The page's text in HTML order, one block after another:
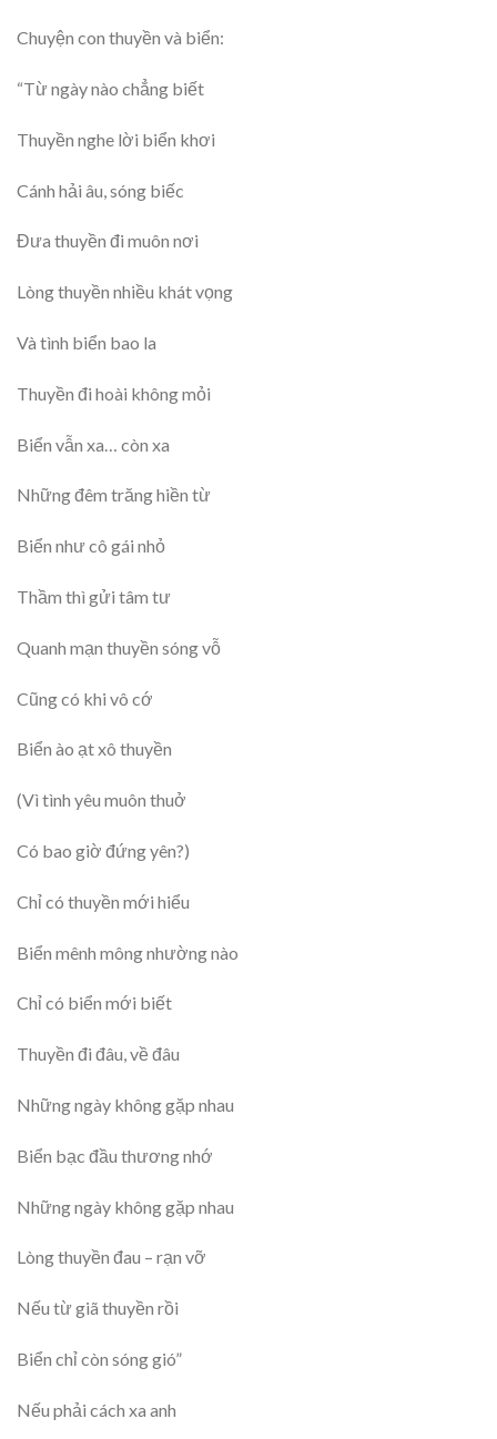
Chuyện con thuyền và biển:
“Từ ngày nào chẳng biết
Thuyền nghe lời biển khơi
Cánh hải âu, sóng biếc
Đưa thuyền đi muôn nơi
Lòng thuyền nhiều khát vọng
Và tình biển bao la
Thuyền đi hoài không mỏi
Biển vẫn xa… còn xa
Những đêm trăng hiền từ
Biển như cô gái nhỏ
Thầm thì gửi tâm tư
Quanh mạn thuyền sóng vỗ
Cũng có khi vô cớ
Biển ào ạt xô thuyền
(Vì tình yêu muôn thuở
Có bao giờ đứng yên?)
Chỉ có thuyền mới hiểu
Biển mênh mông nhường nào
Chỉ có biển mới biết
Thuyền đi đâu, về đâu
Những ngày không gặp nhau
Biển bạc đầu thương nhớ
Những ngày không gặp nhau
Lòng thuyền đau – rạn vỡ
Nếu từ giã thuyền rồi
Biển chỉ còn sóng gió”
Nếu phải cách xa anh